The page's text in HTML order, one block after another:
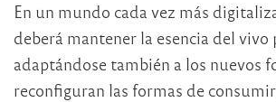
En un mundo cada vez más
deberá mantener la esencia del vivo
adaptándose también a los nuevos
reconfiguran las formas de